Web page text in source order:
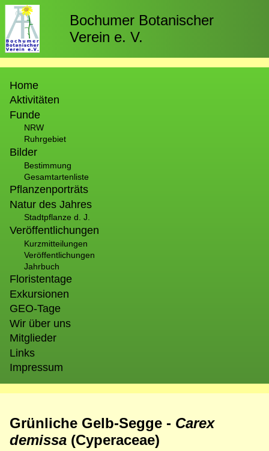
Direkt
zum
Inhalt
Bochumer Botanischer
Verein e. V.
Home
Aktivitäten
Funde
NRW
Ruhrgebiet
Bilder
Bestimmung
Gesamtartenliste
Pflanzenporträts
Natur des Jahres
Stadtpflanze d. J.
Veröffentlichungen
Kurzmitteilungen
Veröffentlichungen
Jahrbuch
Floristentage
Exkursionen
GEO-Tage
Wir über uns
Mitglieder
Links
Impressum
Grünliche Gelb-Segge - Carex
demissa (Cyperaceae)